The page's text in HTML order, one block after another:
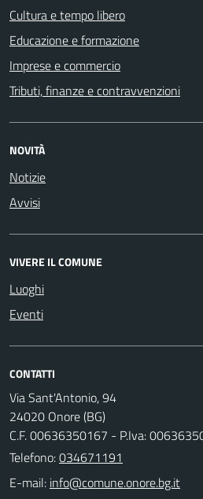
Cultura e tempo libero
Educazione e formazione
Imprese e commercio
Tributi, finanze e contravvenzioni
NOVITÀ
Notizie
Avvisi
VIVERE IL COMUNE
Luoghi
Eventi
CONTATTI
Via Sant'Antonio, 94
24020 Onore (BG)
C.F. 00636350167 - P.Iva:
Telefono:034671191
E-mail: